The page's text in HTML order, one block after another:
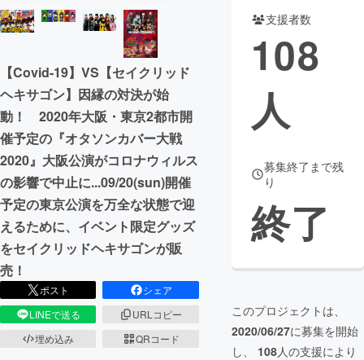
【Covid-19】VS【セイクリッド
ヘキサゴン】因縁の対決が始
動！ 2020年大阪・東京2都市開
催予定の『オタソンカバー大戦
2020』大阪公演がコロナウィルス
の影響で中止に...09/20(sun)開催
予定の東京公演を万全な状態で迎
えるために、イベント限定グッズ
をセイクリッドヘキサゴンが販
売！
ポスト
シェア
LINEで送る
URLコピー
埋め込み
QRコード
支援者数
108
人
募集終了まで残
り
終了
このプロジェクトは、
2020/06/27に募集を開始
し、 108人の支援により